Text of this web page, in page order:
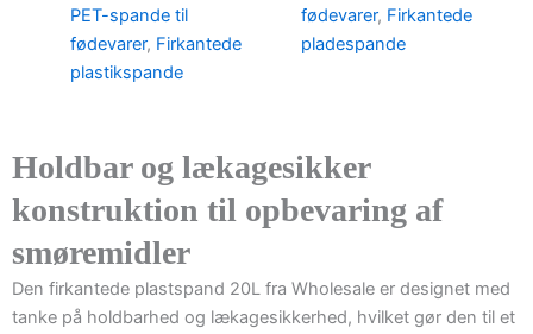
PET-spande til
fødevarer, Firkantede
plastikspande
fødevarer, Firkantede
pladespande
Holdbar og lækagesikker
konstruktion til opbevaring af
smøremidler
Den firkantede plastspand 20L fra Wholesale er designet med
tanke på holdbarhed og lækagesikkerhed, hvilket gør den til et